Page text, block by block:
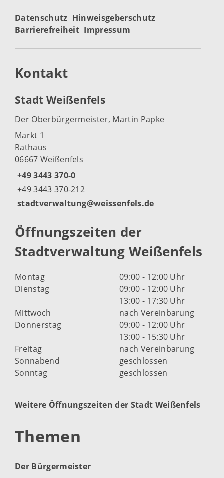
Datenschutz Hinweisgeberschutz
Barrierefreiheit Impressum
Kontakt
Stadt Weißenfels
Der Oberbürgermeister, Martin Papke
Markt 1
Rathaus
06667 Weißenfels
+49 3443 370-0
+49 3443 370-212
stadtverwaltung@weissenfels.de
Öffnungszeiten der
Stadtverwaltung Weißenfels
Montag
09:00 - 12:00 Uhr
Dienstag
09:00 - 12:00 Uhr
13:00 - 17:30 Uhr
Mittwoch
nach Vereinbarung
Donnerstag
09:00 - 12:00 Uhr
13:00 - 15:30 Uhr
Freitag
nach Vereinbarung
Sonnabend
geschlossen
Sonntag
geschlossen
Weitere Öffnungszeiten der Stadt Weißenfels
Themen
Der Bürgermeister